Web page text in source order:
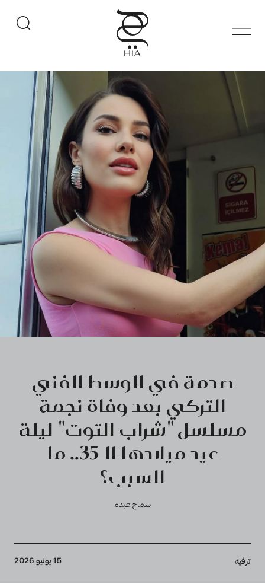
صدمة في الوسط الفني
التركي بعد وفاة نجمة
مسلسل "شراب التوت" ليلة
عيد ميلادها الـ35.. ما
السبب؟
سماح عبده
Breadcrumb
ترفيه 15 يونيو 2026